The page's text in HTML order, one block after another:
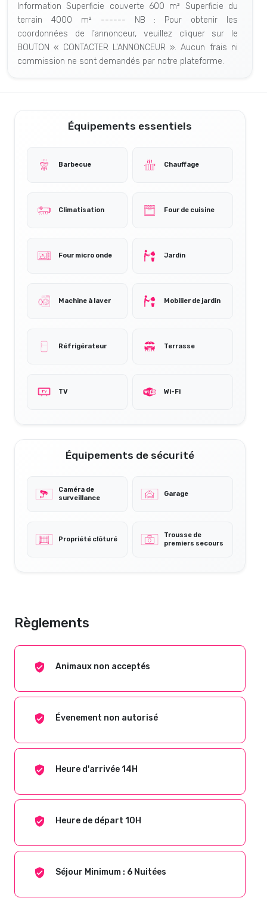
Information Superficie couverte 600 m² Superficie du
terrain 4000 m² ------ NB : Pour obtenir les
coordonnées de l’annonceur, veuillez cliquer sur le
BOUTON « CONTACTER L'ANNONCEUR ». Aucun frais ni
commission ne sont demandés par notre plateforme.
Équipements essentiels
Barbecue Chauffage
Climatisation Four de cuisine
Four micro onde Jardin
Machine à laver Mobilier de jardin
Réfrigérateur Terrasse
TV Wi-Fi
Équipements de sécurité
Caméra de
surveillance
Garage
Propriété clôturé
Trousse de
premiers secours
Règlements
Animaux non acceptés
Évenement non autorisé
Heure d'arrivée 14H
Heure de départ 10H
Séjour Minimum : 6 Nuitées